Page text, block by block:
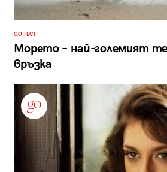
GO ТЕСТ
Морето – най-големият
връзка